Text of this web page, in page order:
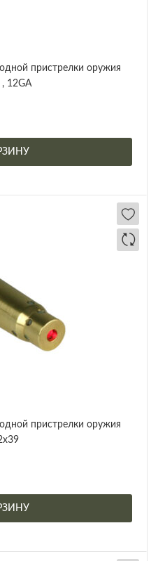
пристрелки оружия
, 12GA
пристрелки оружия